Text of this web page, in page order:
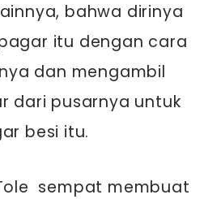
bahwa dirinya
itu dengan cara
dan mengambil
dari pusarnya untuk
besi itu.
sempat membuat